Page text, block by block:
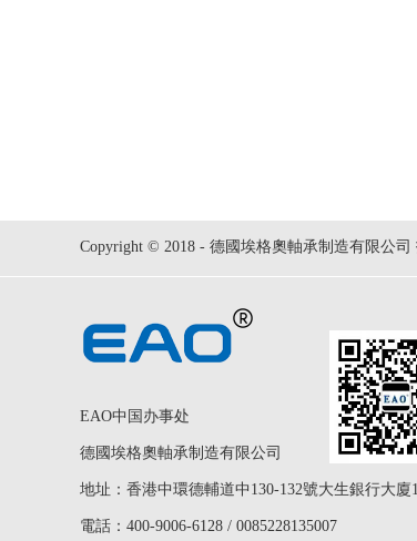
Copyright © 2018 - 德國埃格奧軸承制造有限公司
EAO中国办事处
德國埃格奧軸承制造有限公司
地址：香港中環德輔道中130-132號大生銀行大廈
電話：400-9006-6128 / 0085228135007